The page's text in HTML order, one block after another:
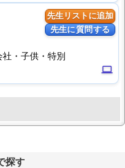
先生リストに追加
先生に質問する
computer
社・子供・特別
探す